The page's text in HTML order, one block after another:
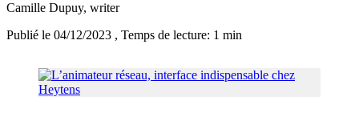
Camille Dupuy, writer
Publié le 04/12/2023 , Temps de lecture: 1 min